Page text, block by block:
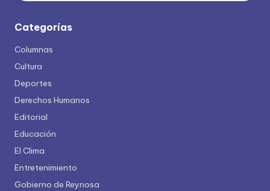
Categorías
Columnas
Cultura
Deportes
Derechos Humanos
Editorial
Educación
El Clima
Entretenimiento
Gobierno de Reynosa